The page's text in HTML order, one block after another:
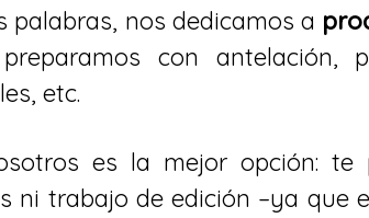
palabras, nos dedicamos a
con antelación,
etc.
es la mejor opción:
ni trabajo de edición –ya que